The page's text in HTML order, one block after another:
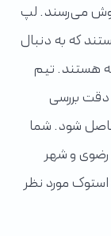
می‌رسند. لپ
که به دنبال
هستند. تیم
بررسی
شود. شما
رضوی و شهر
مورد نظر